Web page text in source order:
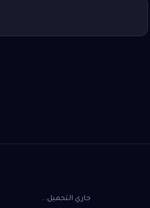
جاري التحميل...